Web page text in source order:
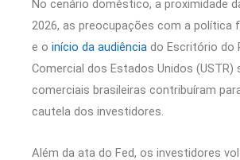
No cenário doméstico, a proximidade
2026, as preocupações com a política
e o início da audiência do Escritório do
Comercial dos Estados Unidos (USTR)
comerciais brasileiras contribuíram
cautela dos investidores.
Além da ata do Fed, os investidores